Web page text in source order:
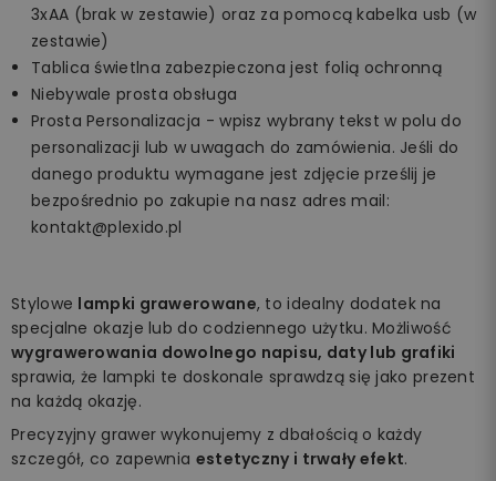
3xAA (brak w zestawie) oraz za pomocą kabelka usb (w
zestawie)
Tablica świetlna zabezpieczona jest folią ochronną
Niebywale prosta obsługa
Prosta Personalizacja - wpisz wybrany tekst w polu do
personalizacji lub w uwagach do zamówienia. Jeśli do
danego produktu wymagane jest zdjęcie prześlij je
bezpośrednio po zakupie na nasz adres mail:
kontakt@plexido.pl
Stylowe lampki grawerowane, to idealny dodatek na
specjalne okazje lub do codziennego użytku. Możliwość
wygrawerowania dowolnego napisu, daty lub grafiki
sprawia, że lampki te doskonale sprawdzą się jako prezent
na każdą okazję.
Precyzyjny grawer wykonujemy z dbałością o każdy
szczegół, co zapewnia estetyczny i trwały efekt.